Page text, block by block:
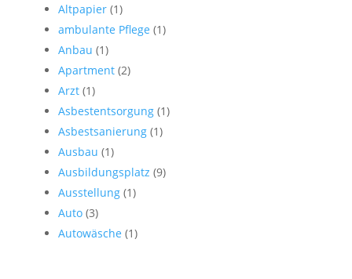
Altpapier (1)
ambulante Pflege (1)
Anbau (1)
Apartment (2)
Arzt (1)
Asbestentsorgung (1)
Asbestsanierung (1)
Ausbau (1)
Ausbildungsplatz (9)
Ausstellung (1)
Auto (3)
Autowäsche (1)